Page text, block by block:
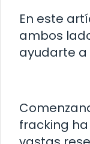
En este
ambos
ayudarte a
fracking